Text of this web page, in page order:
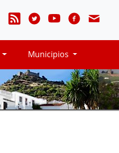
Municipios